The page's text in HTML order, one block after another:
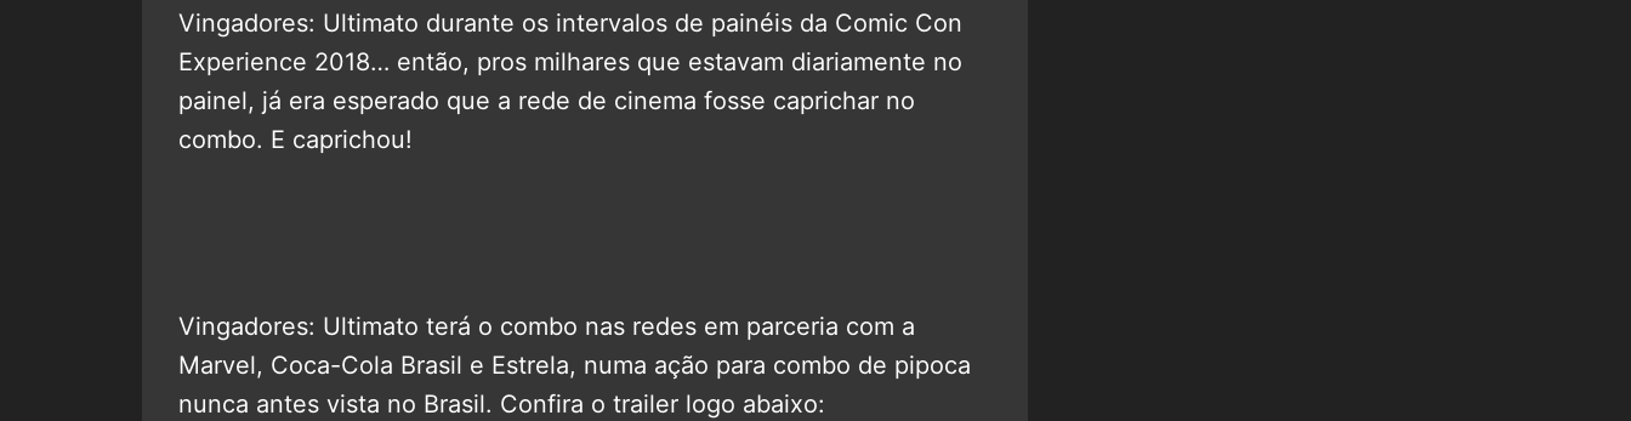
Vingadores: Ultimato durante os intervalos de painéis da Comic Con
Experience 2018… então, pros milhares que estavam diariamente no
painel, já era esperado que a rede de cinema fosse caprichar no
combo. E caprichou!
Vingadores: Ultimato terá o combo nas redes em parceria com a
Marvel, Coca-Cola Brasil e Estrela, numa ação para combo de pipoca
nunca antes vista no Brasil. Confira o trailer logo abaixo: